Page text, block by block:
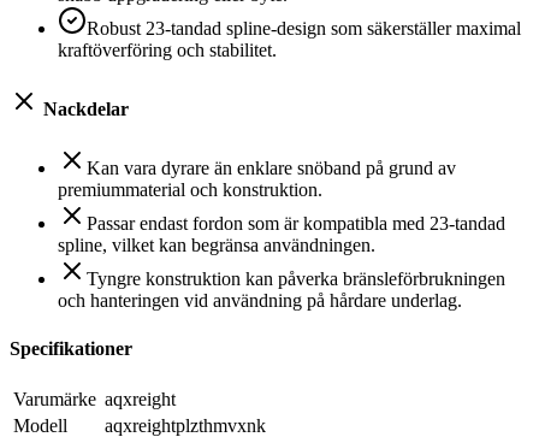
Robust 23-tandad spline-design som säkerställer maximal
kraftöverföring och stabilitet.
Nackdelar
Kan vara dyrare än enklare snöband på grund av
premiummaterial och konstruktion.
Passar endast fordon som är kompatibla med 23-tandad
spline, vilket kan begränsa användningen.
Tyngre konstruktion kan påverka bränsleförbrukningen
och hanteringen vid användning på hårdare underlag.
Specifikationer
Varumärke aqxreight
Modell
aqxreightplzthmvxnk